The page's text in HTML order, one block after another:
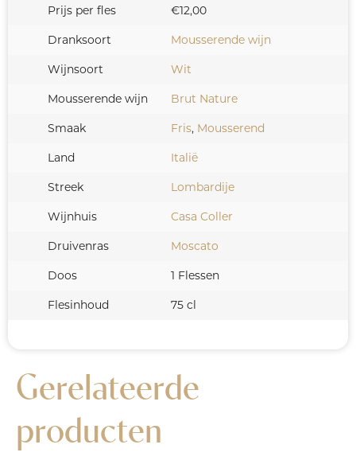
Prijs per fles €12,00
Dranksoort Mousserende wijn
Wijnsoort Wit
Mousserende wijn Brut Nature
Smaak Fris, Mousserend
Land Italië
Streek Lombardije
Wijnhuis Casa Coller
Druivenras Moscato
Doos 1 Flessen
Flesinhoud 75 cl
Gerelateerde
producten